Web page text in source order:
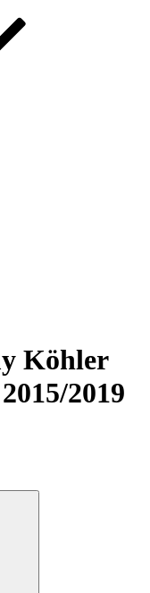
Köhler
2019